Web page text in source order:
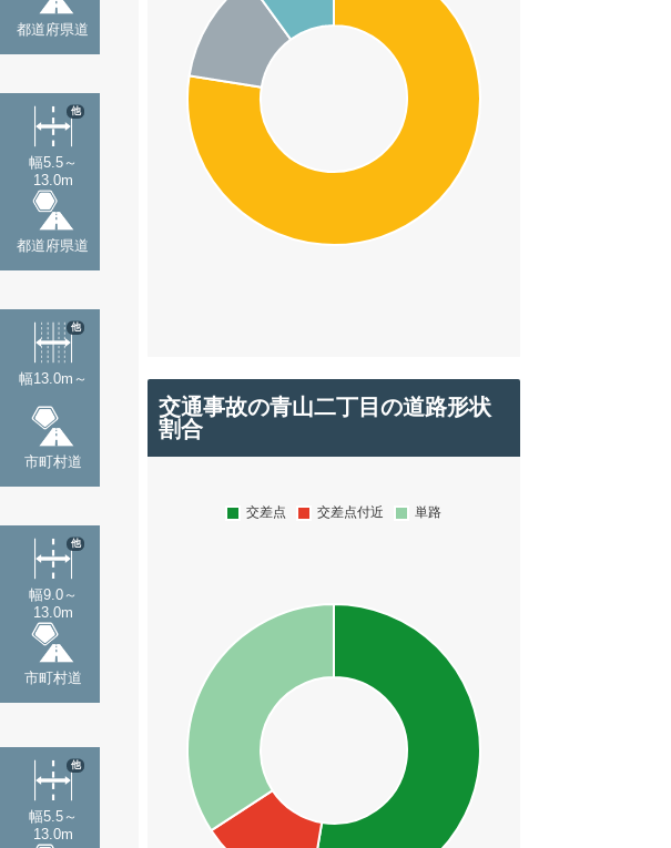
都道府県道
幅5.5～
13.0m
他
都道府県道
幅13.0m～
他
市町村道
幅9.0～
13.0m
他
市町村道
幅5.5～
13.0m
他
交通事故の青山二丁目の道路形状
割合